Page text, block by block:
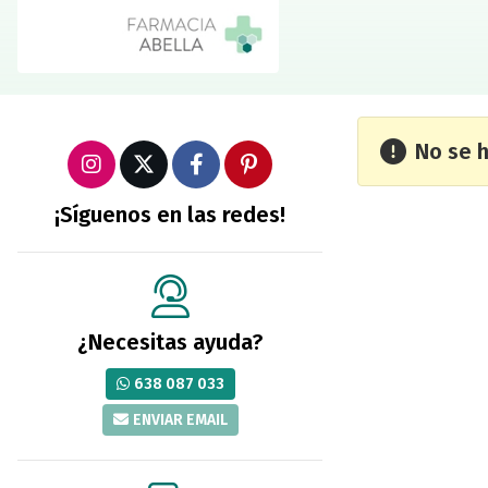
No se
¡Síguenos en las redes!
¿Necesitas ayuda?
638 087 033
ENVIAR EMAIL